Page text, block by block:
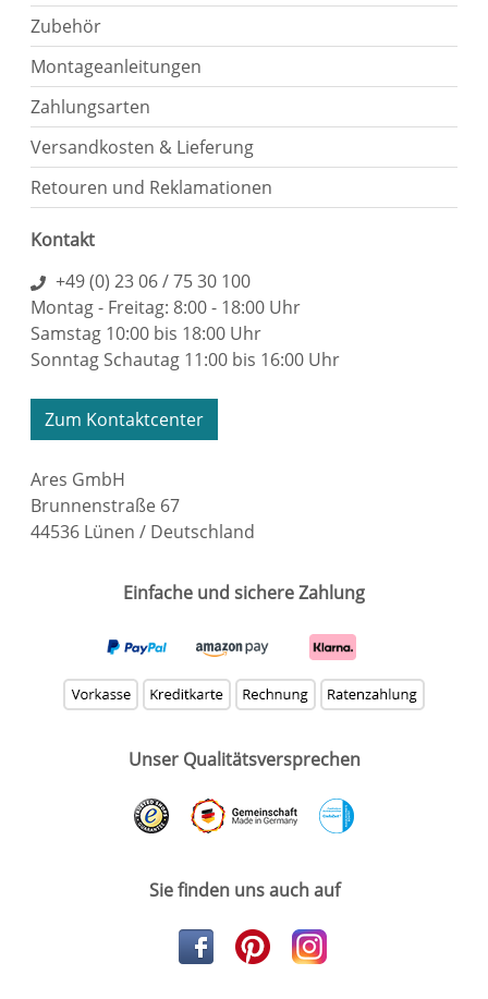
Zubehör
Montageanleitungen
Zahlungsarten
Versandkosten & Lieferung
Retouren und Reklamationen
Kontakt
+49 (0) 23 06 / 75 30 100
Montag - Freitag: 8:00 - 18:00 Uhr
Samstag 10:00 bis 18:00 Uhr
Sonntag Schautag 11:00 bis 16:00 Uhr
Zum Kontaktcenter
Ares GmbH
Brunnenstraße 67
44536 Lünen / Deutschland
Einfache und sichere Zahlung
Unser Qualitätsversprechen
Sie finden uns auch auf